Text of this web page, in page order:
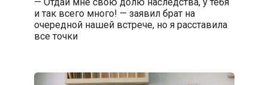
и так всего много! — заявил брат на
очередной нашей встрече, но я расставила
все точки